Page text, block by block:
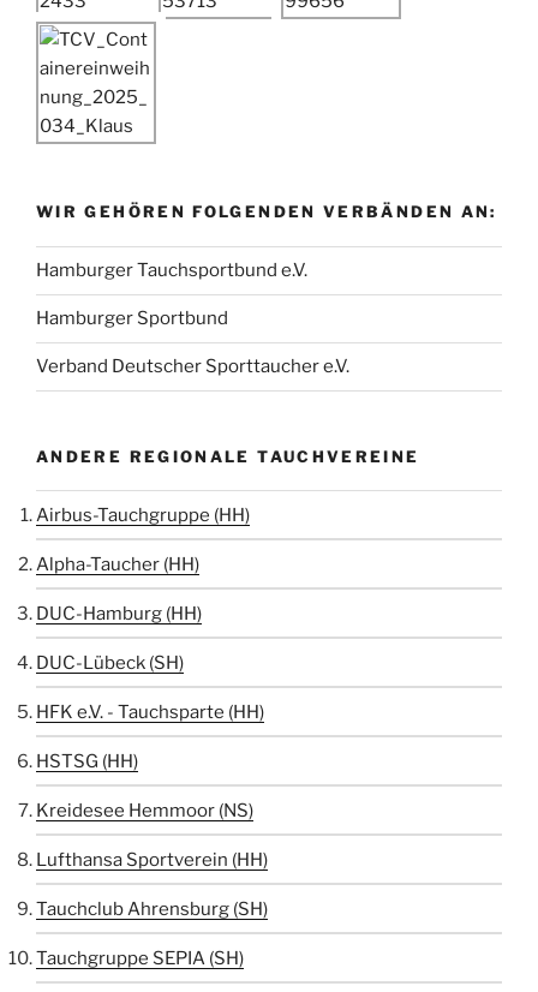
WIR GEHÖREN FOLGENDEN VERBÄNDEN AN:
Hamburger Tauchsportbund e.V.
Hamburger Sportbund
Verband Deutscher Sporttaucher e.V.
ANDERE REGIONALE TAUCHVEREINE
Airbus-Tauchgruppe (HH)
Alpha-Taucher (HH)
DUC-Hamburg (HH)
DUC-Lübeck (SH)
HFK e.V. - Tauchsparte (HH)
HSTSG (HH)
Kreidesee Hemmoor (NS)
Lufthansa Sportverein (HH)
Tauchclub Ahrensburg (SH)
Tauchgruppe SEPIA (SH)